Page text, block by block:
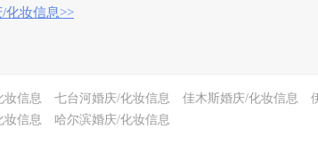
化妆信息>>
妆信息 七台河婚庆/化妆信息 佳木斯婚庆/化妆信息
妆信息 哈尔滨婚庆/化妆信息